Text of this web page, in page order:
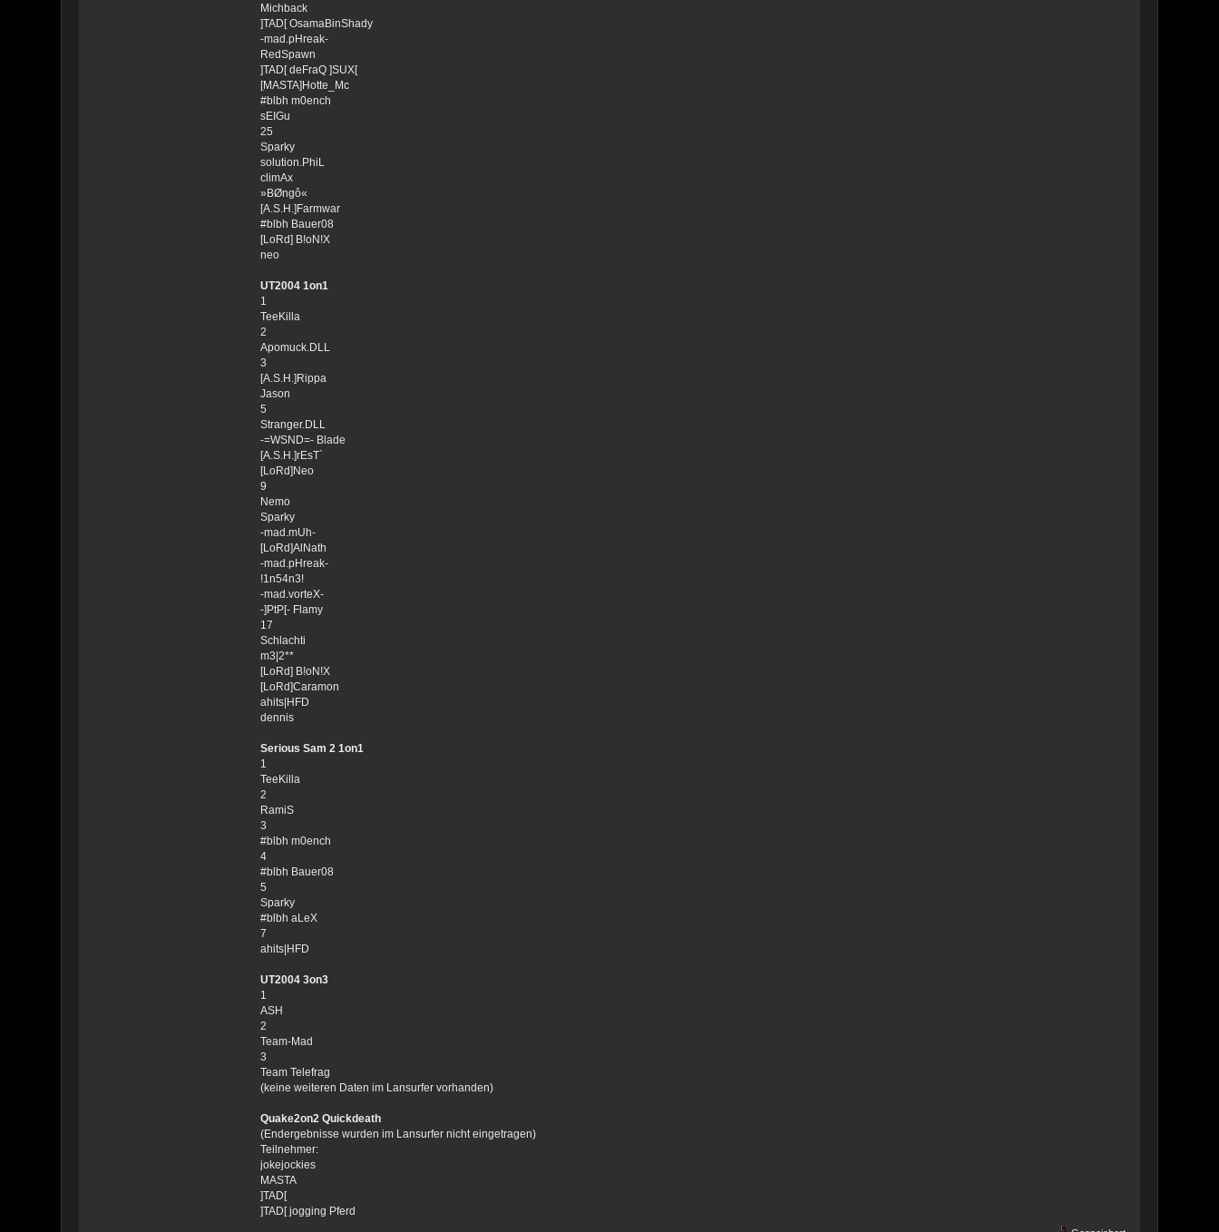
Michback
]TAD[ OsamaBinShady
-mad.pHreak-
RedSpawn
]TAD[ deFraQ ]SUX[
[MASTA]Hotte_Mc
#blbh m0ench
sEIGu
25
Sparky
solution.PhiL
climAx
»BØngô«
[A.S.H.]Farmwar
#blbh Bauer08
[LoRd] B!oN!X
neo
UT2004 1on1
1
TeeKilla
2
Apomuck.DLL
3
[A.S.H.]Rippa
Jason
5
Stranger.DLL
-=WSND=- Blade
[A.S.H.]rEsT`
[LoRd]Neo
9
Nemo
Sparky
-mad.mUh-
[LoRd]AlNath
-mad.pHreak-
!1n54n3!
-mad.vorteX-
-]PtP[- Flamy
17
Schlachti
m3|2**
[LoRd] B!oN!X
[LoRd]Caramon
ahits|HFD
dennis
Serious Sam 2 1on1
1
TeeKilla
2
RamiS
3
#blbh m0ench
4
#blbh Bauer08
5
Sparky
#blbh aLeX
7
ahits|HFD
UT2004 3on3
1
ASH
2
Team-Mad
3
Team Telefrag
(keine weiteren Daten im Lansurfer vorhanden)
Quake2on2 Quickdeath
(Endergebnisse wurden im Lansurfer nicht eingetragen)
Teilnehmer:
jokejockies
MASTA
]TAD[
]TAD[ jogging Pferd